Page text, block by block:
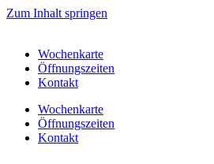
Zum Inhalt springen
Wochenkarte
Öffnungszeiten
Kontakt
Wochenkarte
Öffnungszeiten
Kontakt